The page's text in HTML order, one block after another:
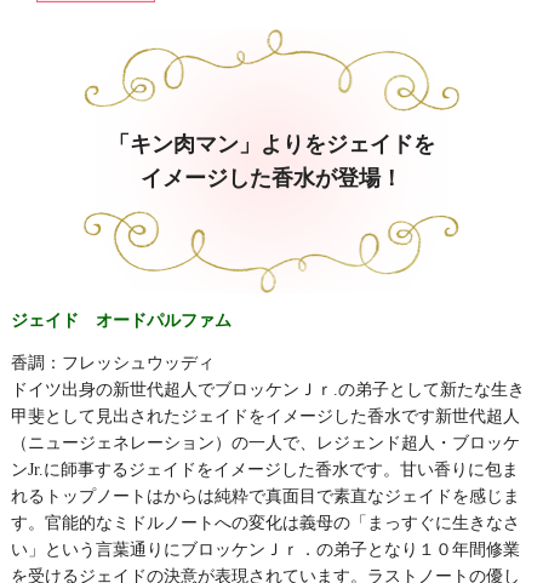
「キン肉マン」よりをジェイドを
イメージした香水が登場！
ジェイド オードパルファム
香調：フレッシュウッディ
ドイツ出身の新世代超人でブロッケンＪｒ.の弟子として新たな生き
甲斐として見出されたジェイドをイメージした香水です新世代超人
（ニュージェネレーション）の一人で、レジェンド超人・ブロッケ
ンJr.に師事するジェイドをイメージした香水です。甘い香りに包ま
れるトップノートはからは純粋で真面目で素直なジェイドを感じま
す。官能的なミドルノートへの変化は義母の「まっすぐに生きなさ
い」という言葉通りにブロッケンＪｒ．の弟子となり１０年間修業
を受けるジェイドの決意が表現されています。ラストノートの優し